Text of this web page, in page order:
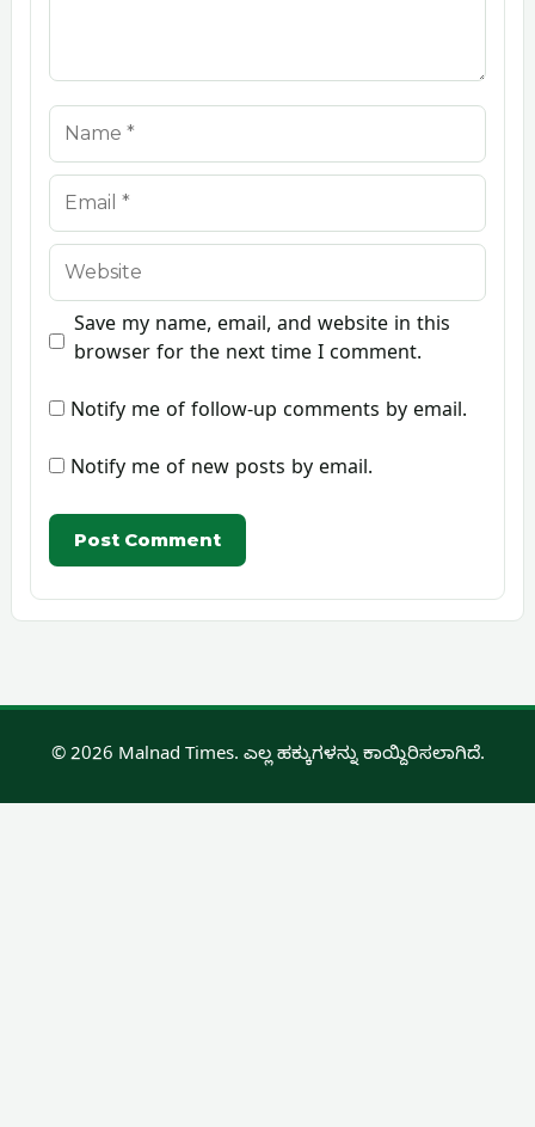
Name
Email
Website
Save my name, email, and website in this
browser for the next time I comment.
Notify me of follow-up comments by email.
Notify me of new posts by email.
© 2026 Malnad Times. ಎಲ್ಲ ಹಕ್ಕುಗಳನ್ನು ಕಾಯ್ದಿರಿಸಲಾಗಿದೆ.